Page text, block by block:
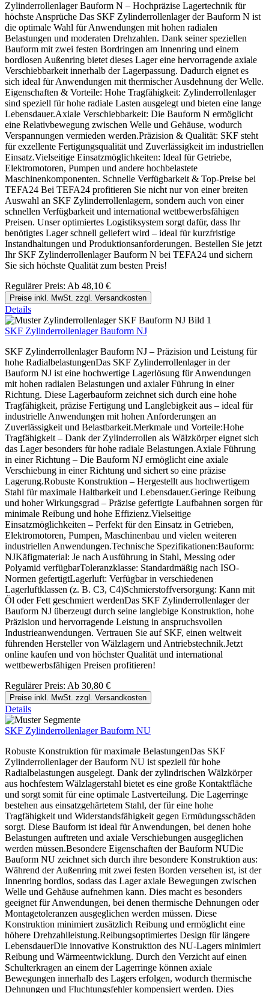
Zylinderrollenlager Bauform N – Hochpräzise Lagertechnik für
höchste Ansprüche Das SKF Zylinderrollenlager der Bauform N ist
die optimale Wahl für Anwendungen mit hohen radialen
Belastungen und moderaten Drehzahlen. Dank seiner speziellen
Bauform mit zwei festen Bordringen am Innenring und einem
bordlosen Außenring bietet dieses Lager eine hervorragende axiale
Verschiebbarkeit innerhalb der Lagerpassung. Dadurch eignet es
sich ideal für Anwendungen mit thermischer Ausdehnung der Welle.
Eigenschaften & Vorteile: Hohe Tragfähigkeit: Zylinderrollenlager
sind speziell für hohe radiale Lasten ausgelegt und bieten eine lange
Lebensdauer.Axiale Verschiebbarkeit: Die Bauform N ermöglicht
eine Relativbewegung zwischen Welle und Gehäuse, wodurch
Verspannungen vermieden werden.Präzision & Qualität: SKF steht
für exzellente Fertigungsqualität und Zuverlässigkeit im industriellen
Einsatz.Vielseitige Einsatzmöglichkeiten: Ideal für Getriebe,
Elektromotoren, Pumpen und andere hochbelastete
Maschinenkomponenten. Schnelle Verfügbarkeit & Top-Preise bei
TEFA24 Bei TEFA24 profitieren Sie nicht nur von einer breiten
Auswahl an SKF Zylinderrollenlagern, sondern auch von einer
schnellen Verfügbarkeit und international wettbewerbsfähigen
Preisen. Unser optimiertes Logistiksystem sorgt dafür, dass Ihr
benötigtes Lager schnell geliefert wird – ideal für kurzfristige
Instandhaltungen und Produktionsanforderungen. Bestellen Sie jetzt
Ihr SKF Zylinderrollenlager Bauform N bei TEFA24 und sichern
Sie sich höchste Qualität zum besten Preis!
Regulärer Preis: Ab 48,10 €
Preise inkl. MwSt. zzgl. Versandkosten
Details
SKF Zylinderrollenlager Bauform NJ
SKF Zylinderrollenlager Bauform NJ – Präzision und Leistung für
hohe RadialbelastungenDas SKF Zylinderrollenlager in der
Bauform NJ ist eine hochwertige Lagerlösung für Anwendungen
mit hohen radialen Belastungen und axialer Führung in einer
Richtung. Diese Lagerbauform zeichnet sich durch eine hohe
Tragfähigkeit, präzise Fertigung und Langlebigkeit aus – ideal für
industrielle Anwendungen mit hohen Anforderungen an
Zuverlässigkeit und Belastbarkeit.Merkmale und Vorteile:Hohe
Tragfähigkeit – Dank der Zylinderrollen als Wälzkörper eignet sich
das Lager besonders für hohe radiale Belastungen.Axiale Führung
in einer Richtung – Die Bauform NJ ermöglicht eine axiale
Verschiebung in einer Richtung und sichert so eine präzise
Lagerung.Robuste Konstruktion – Hergestellt aus hochwertigem
Stahl für maximale Haltbarkeit und Lebensdauer.Geringe Reibung
und hoher Wirkungsgrad – Präzise gefertigte Laufbahnen sorgen für
minimale Reibung und hohe Effizienz.Vielseitige
Einsatzmöglichkeiten – Perfekt für den Einsatz in Getrieben,
Elektromotoren, Pumpen, Maschinenbau und vielen weiteren
industriellen Anwendungen.Technische Spezifikationen:Bauform:
NJKäfigmaterial: Je nach Ausführung in Stahl, Messing oder
Polyamid verfügbarToleranzklasse: Standardmäßig nach ISO-
Normen gefertigtLagerluft: Verfügbar in verschiedenen
Lagerluftklassen (z. B. C3, C4)Schmierstoffversorgung: Kann mit
Öl oder Fett geschmiert werdenDas SKF Zylinderrollenlager der
Bauform NJ überzeugt durch seine langlebige Konstruktion, hohe
Präzision und hervorragende Leistung in anspruchsvollen
Industrieanwendungen. Vertrauen Sie auf SKF, einen weltweit
führenden Hersteller von Wälzlagern und Antriebstechnik.Jetzt
online kaufen und von höchster Qualität und international
wettbewerbsfähigen Preisen profitieren!
Regulärer Preis: Ab 30,80 €
Preise inkl. MwSt. zzgl. Versandkosten
Details
SKF Zylinderrollenlager Bauform NU
Robuste Konstruktion für maximale BelastungenDas SKF
Zylinderrollenlager der Bauform NU ist speziell für hohe
Radialbelastungen ausgelegt. Dank der zylindrischen Wälzkörper
aus hochfestem Wälzlagerstahl bietet es eine große Kontaktfläche
und sorgt somit für eine optimale Lastverteilung. Die Lagerringe
bestehen aus einsatzgehärtetem Stahl, der für eine hohe
Tragfähigkeit und Widerstandsfähigkeit gegen Ermüdungsschäden
sorgt. Diese Bauform ist ideal für Anwendungen, bei denen hohe
Belastungen auftreten und axiale Verschiebungen ausgeglichen
werden müssen.Besondere Eigenschaften der Bauform NUDie
Bauform NU zeichnet sich durch ihre besondere Konstruktion aus:
Während der Außenring mit zwei festen Borden versehen ist, ist der
Innenring bordlos, sodass das Lager axiale Bewegungen zwischen
Welle und Gehäuse aufnehmen kann. Dies macht es besonders
geeignet für Anwendungen, bei denen thermische Dehnungen oder
Montagetoleranzen ausgeglichen werden müssen. Diese
Konstruktion minimiert zusätzlich Reibung und ermöglicht eine
höhere Drehzahlleistung.Reibungsoptimiertes Design für längere
LebensdauerDie innovative Konstruktion des NU-Lagers minimiert
Reibung und Wärmeentwicklung. Durch den Verzicht auf einen
Schulterkragen an einem der Lagerringe können axiale
Bewegungen innerhalb des Lagers erfolgen, wodurch thermische
Dehnungen und Fluchtungsfehler kompensiert werden. Dies